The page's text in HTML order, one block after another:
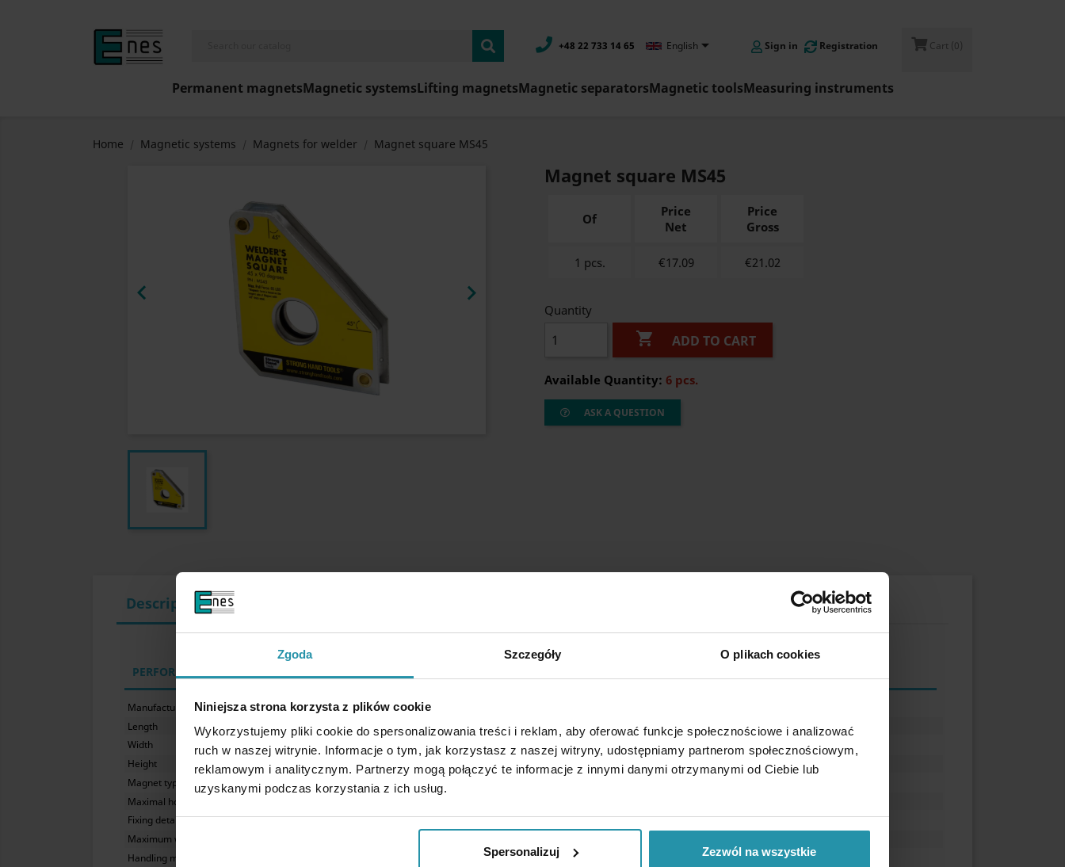
Zgoda Szczegóły O plikach cookies
Niniejsza strona korzysta z plików cookie
Wykorzystujemy pliki cookie do spersonalizowania treści i reklam, aby oferować funkcje społecznościowe i analizować
ruch w naszej witrynie. Informacje o tym, jak korzystasz z naszej witryny, udostępniamy partnerom społecznościowym,
reklamowym i analitycznym. Partnerzy mogą połączyć te informacje z innymi danymi otrzymanymi od Ciebie lub
uzyskanymi podczas korzystania z ich usług.
Spersonalizuj Zezwól na wszystkie
+48 22 733 14 65 English Sign in Registration Cart (0)
Permanent magnetsMagnetic systemsLifting magnetsMagnetic separatorsMagnetic toolsMeasuring instruments
Home Magnetic systems Magnets for welder Magnet square MS45
 
Magnet square MS45
Of
Price
Net
Price
Gross
1 pcs. €17.09 €21.02
Quantity
 ADD TO CART
Available Quantity: 6 pcs.
ASK A QUESTION
Description
PERFORMANCE PARAMETERS
Manufacturer
Length
113 [mm]
Width
Height
13 [mm]
Magnet type
Maximal hoisting capacity
Fixing details angle
45; 90 [st.]
Maximum working temperature
Handling mode
manual use